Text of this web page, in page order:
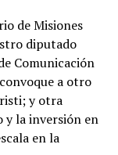
de Misiones
diputado
Comunicación
a otro
y otra
y la inversión en
en la